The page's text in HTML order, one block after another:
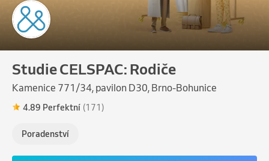
Studie CELSPAC: Rodiče
Kamenice 771/34, pavilon D30, Brno-Bohunice
4.89 Perfektní (171)
Poradenství